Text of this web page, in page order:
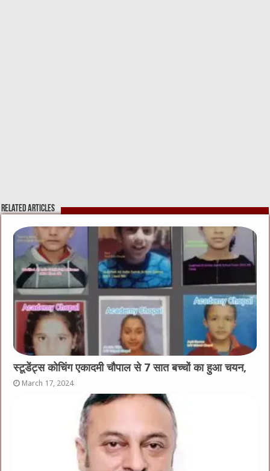
Related Articles
स्टूडेंट्स कोचिंग एकादमी चौपाल से 7 सात बच्चों का हुआ चयन,
March 17, 2024